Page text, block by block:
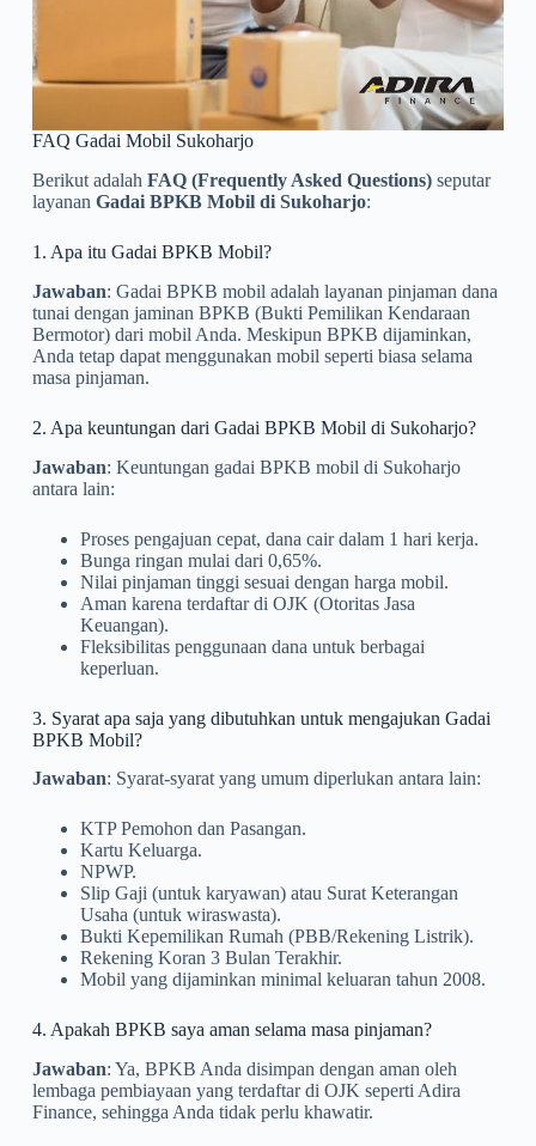
FAQ Gadai Mobil Sukoharjo
Berikut adalah FAQ (Frequently Asked Questions)seputar
layanan Gadai BPKB Mobil di Sukoharjo:
1. Apa itu Gadai BPKB Mobil?
Jawaban: Gadai BPKB mobil adalah layanan pinjaman dana
tunai dengan jaminan BPKB (Bukti Pemilikan Kendaraan
Bermotor) dari mobil Anda. Meskipun BPKB dijaminkan,
Anda tetap dapat menggunakan mobil seperti biasa selama
masa pinjaman.
2. Apa keuntungan dari Gadai BPKB Mobil di Sukoharjo?
Jawaban: Keuntungan gadai BPKB mobil di Sukoharjo
antara lain:
Proses pengajuan cepat, dana cair dalam 1 hari kerja.
Bunga ringan mulai dari 0,65%.
Nilai pinjaman tinggi sesuai dengan harga mobil.
Aman karena terdaftar di OJK (Otoritas Jasa
Keuangan).
Fleksibilitas penggunaan dana untuk berbagai
keperluan.
3. Syarat apa saja yang dibutuhkan untuk mengajukan Gadai
BPKB Mobil?
Jawaban: Syarat-syarat yang umum diperlukan antara lain:
KTP Pemohon dan Pasangan.
Kartu Keluarga.
NPWP.
Slip Gaji (untuk karyawan) atau Surat Keterangan
Usaha (untuk wiraswasta).
Bukti Kepemilikan Rumah (PBB/Rekening Listrik).
Rekening Koran 3 Bulan Terakhir.
Mobil yang dijaminkan minimal keluaran tahun 2008.
4. Apakah BPKB saya aman selama masa pinjaman?
Jawaban: Ya, BPKB Anda disimpan dengan aman oleh
lembaga pembiayaan yang terdaftar di OJK seperti Adira
Finance, sehingga Anda tidak perlu khawatir.